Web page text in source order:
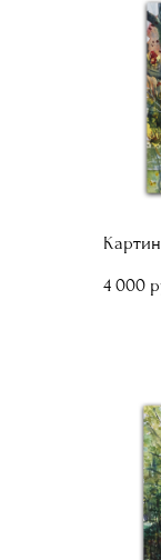
4 000